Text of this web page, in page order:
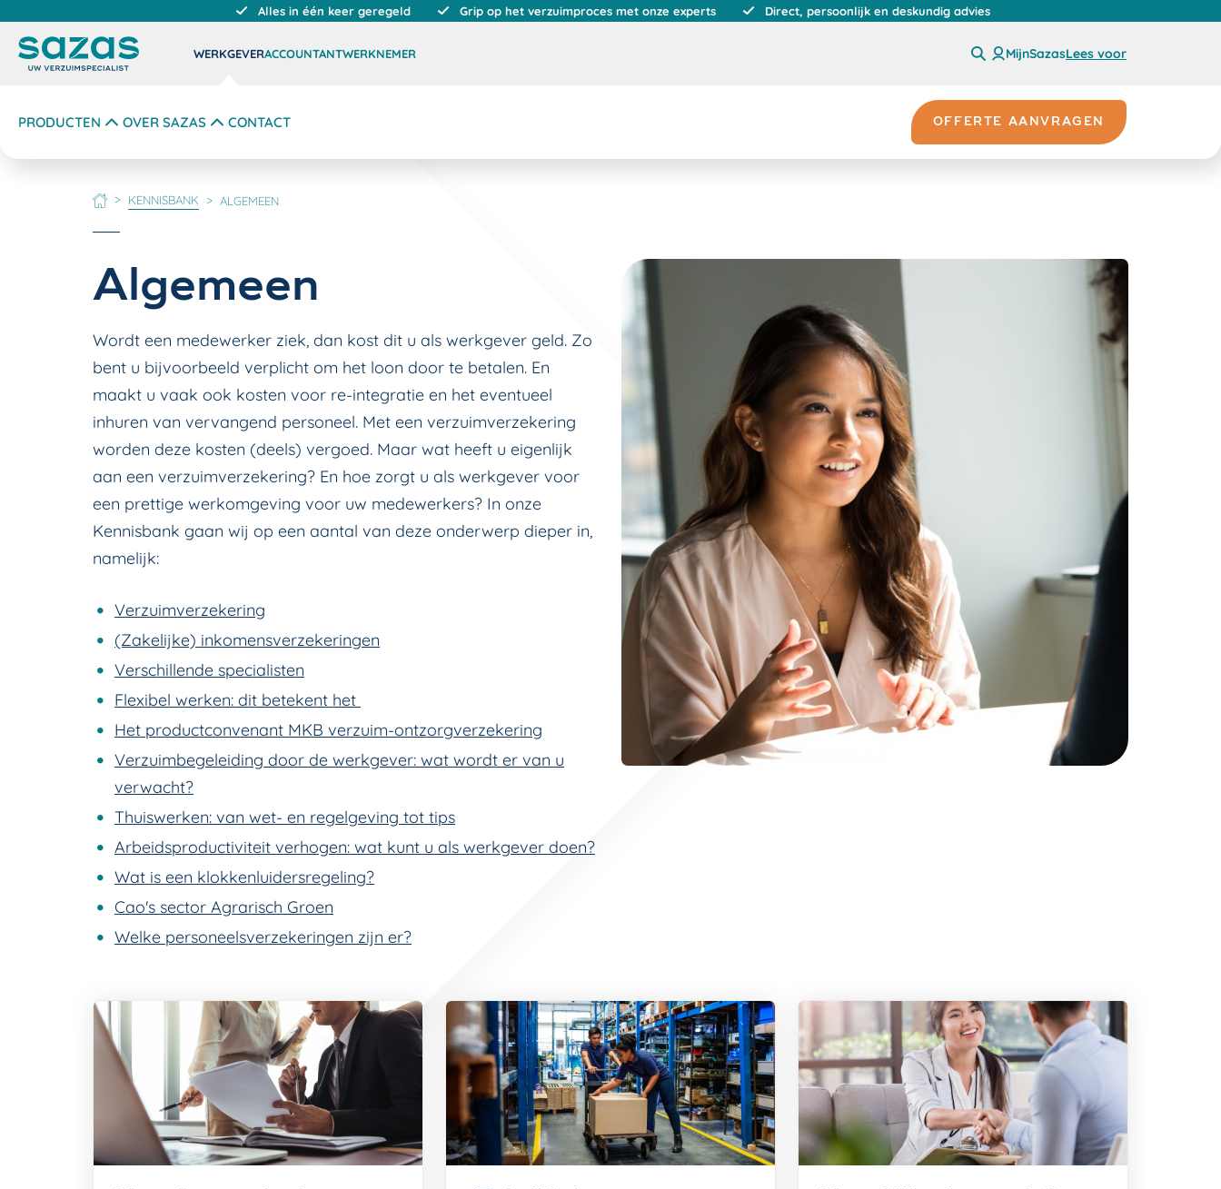
Alles in één keer geregeld Grip op het verzuimproces met onze experts Direct, persoonlijk en deskundig advies
WERKGEVERACCOUNTANTWERKNEMER MijnSazasLees voor
PRODUCTEN OVER SAZAS CONTACT OFFERTE AANVRAGEN
HOME KENNISBANK ALGEMEEN
Algemeen
Wordt een medewerker ziek, dan kost dit u als werkgever geld. Zo
bent u bijvoorbeeld verplicht om het loon door te betalen. En
maakt u vaak ook kosten voor re-integratie en het eventueel
inhuren van vervangend personeel. Met een verzuimverzekering
worden deze kosten (deels) vergoed. Maar wat heeft u eigenlijk
aan een verzuimverzekering? En hoe zorgt u als werkgever voor
een prettige werkomgeving voor uw medewerkers? In onze
Kennisbank gaan wij op een aantal van deze onderwerp dieper in,
namelijk:
Verzuimverzekering
(Zakelijke) inkomensverzekeringen
Verschillende specialisten
Flexibel werken: dit betekent het
Het productconvenant MKB verzuim-ontzorgverzekering
Verzuimbegeleiding door de werkgever: wat wordt er van u
verwacht?
Thuiswerken: van wet- en regelgeving tot tips
Arbeidsproductiviteit verhogen: wat kunt u als werkgever doen?
Wat is een klokkenluidersregeling?
Cao's sector Agrarisch Groen
Welke personeelsverzekeringen zijn er?